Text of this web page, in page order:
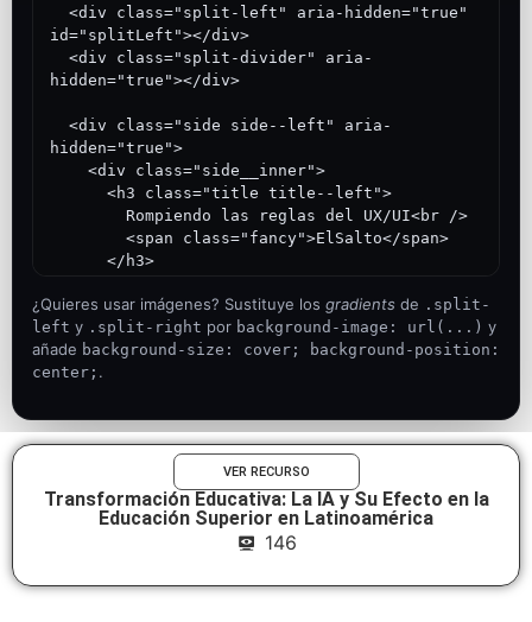
id="splitLeft"></div>
hidden="true"></div>
hidden="true">
  </div>
  <div class="side side--right">
    <div class="side__inner">
        Rompiendo las reglas del UX/UI<br />
        <span class="fancy">Web</span>
  </div>
¿Quieres usar imágenes? Sustituye los gradients de .split-
left y .split-right por background-image: url(...) y
añade background-size: cover; background-position:
center; .
VER RECURSO
Transformación Educativa: La IA y Su Efecto en la
Educación Superior en Latinoamérica
146